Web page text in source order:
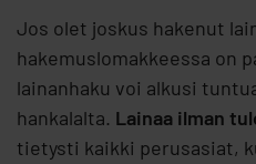
Jos olet joskus hakenut
hakemuslomakkeessa on
lainanhaku voi alkusi
hankalalta. Lainaa ilman
tietysti kaikki perusasiat,